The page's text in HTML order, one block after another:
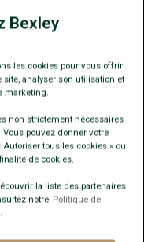
au-dessus de
des tailles
AU PANIER
Bexley
les cookies pour vous offrir
analyser son utilisation et
marketing.
non strictement nécessaires
pouvez donner votre
tous les cookies » ou
de cookies.
la liste des partenaires
notre Politique de